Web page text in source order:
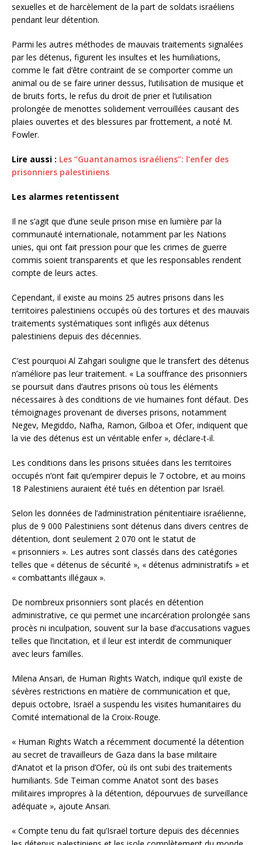
sexuelles et de harcèlement de la part de soldats israéliens
pendant leur détention.
Parmi les autres méthodes de mauvais traitements signalées
par les détenus, figurent les insultes et les humiliations,
comme le fait d’être contraint de se comporter comme un
animal ou de se faire uriner dessus, l’utilisation de musique et
de bruits forts, le refus du droit de prier et l’utilisation
prolongée de menottes solidement verrouillées causant des
plaies ouvertes et des blessures par frottement, a noté M.
Fowler.
Lire aussi : Les “Guantanamos israéliens”: l’enfer des
prisonniers palestiniens
Les alarmes retentissent
Il ne s’agit que d’une seule prison mise en lumière par la
communauté internationale, notamment par les Nations
unies, qui ont fait pression pour que les crimes de guerre
commis soient transparents et que les responsables rendent
compte de leurs actes.
Cependant, il existe au moins 25 autres prisons dans les
territoires palestiniens occupés où des tortures et des mauvais
traitements systématiques sont infligés aux détenus
palestiniens depuis des décennies.
C’est pourquoi Al Zahgari souligne que le transfert des détenus
n’améliore pas leur traitement. « La souffrance des prisonniers
se poursuit dans d’autres prisons où tous les éléments
nécessaires à des conditions de vie humaines font défaut. Des
témoignages provenant de diverses prisons, notamment
Negev, Megiddo, Nafha, Ramon, Gilboa et Ofer, indiquent que
la vie des détenus est un véritable enfer », déclare-t-il.
Les conditions dans les prisons situées dans les territoires
occupés n’ont fait qu’empirer depuis le 7 octobre, et au moins
18 Palestiniens auraient été tués en détention par Israël.
Selon les données de l’administration pénitentiaire israélienne,
plus de 9 000 Palestiniens sont détenus dans divers centres de
détention, dont seulement 2 070 ont le statut de
« prisonniers ». Les autres sont classés dans des catégories
telles que « détenus de sécurité », « détenus administratifs » et
« combattants illégaux ».
De nombreux prisonniers sont placés en détention
administrative, ce qui permet une incarcération prolongée sans
procès ni inculpation, souvent sur la base d’accusations vagues
telles que l’incitation, et il leur est interdit de communiquer
avec leurs familles.
Milena Ansari, de Human Rights Watch, indique qu’il existe de
sévères restrictions en matière de communication et que,
depuis octobre, Israël a suspendu les visites humanitaires du
Comité international de la Croix-Rouge.
« Human Rights Watch a récemment documenté la détention
au secret de travailleurs de Gaza dans la base militaire
d’Anatot et la prison d’Ofer, où ils ont subi des traitements
humiliants. Sde Teiman comme Anatot sont des bases
militaires impropres à la détention, dépourvues de surveillance
adéquate », ajoute Ansari.
« Compte tenu du fait qu’Israël torture depuis des décennies